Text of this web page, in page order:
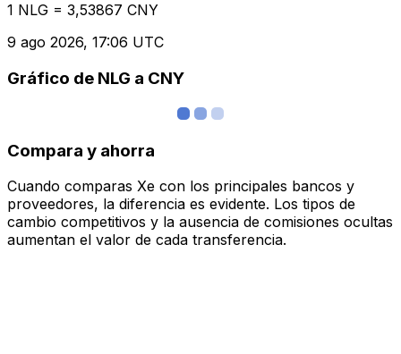
1 NLG = 3,53867 CNY
9 ago 2026, 17:06 UTC
Gráfico de NLG a CNY
Compara y ahorra
Cuando comparas Xe con los principales bancos y
proveedores, la diferencia es evidente. Los tipos de
cambio competitivos y la ausencia de comisiones ocultas
aumentan el valor de cada transferencia.